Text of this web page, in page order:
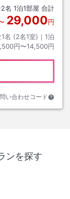
2名 1泊1部屋 合計
29,000円
名 (2名1室)｜ 1泊
円〜14,500円
い合わせコード
ンを探す